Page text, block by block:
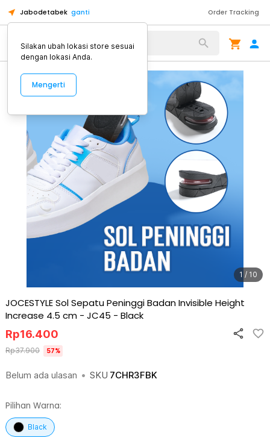
Jabodetabek ganti Order Tracking
Alat Kopi
1 / 10
JOCESTYLE Sol Sepatu Peninggi Badan Invisible Height
Increase 4.5 cm - JC45 - Black
Belum ada ulasan • SKU 7CHR3FBK
Rp16.400
Rp37.900 57%
Pilihan Warna:
Black
Silakan ubah lokasi store sesuai
dengan lokasi Anda.
Mengerti